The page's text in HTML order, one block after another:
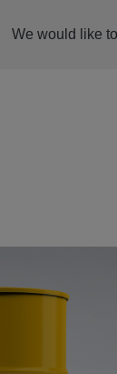
We would like